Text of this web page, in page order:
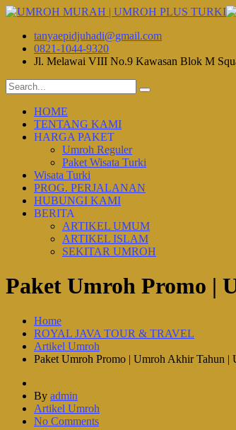
tanyaepidjuhadi@gmail.com
0821-1044-9320
Jl. Melawai VIII No.9 Kawasan Blok M
HOME
TENTANG KAMI
HARGA PAKET
Umroh Reguler
Paket Wisata Turki
Wisata Turki
PROG. PERJALANAN
HUBUNGI KAMI
BERITA
ARTIKEL UMUM
ARTIKEL ISLAM
SEKITAR UMROH
Paket Umroh Promo |
Home
ROYAL JAVA TOUR & TRAVEL
Artikel Umroh
Paket Umroh Promo | Umroh Akhir Tahun |
By admin
Artikel Umroh
No Comments